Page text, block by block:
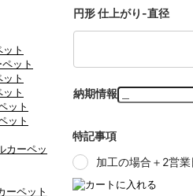
ト
ット
ト
ト
ット
ット
カーペッ
ーペット
円形 仕上がり-直径
納期情報
特記事項
加工の場合＋2営業